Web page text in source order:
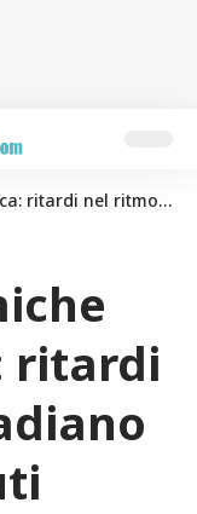
circadiano fino a 17 minuti
ritardi